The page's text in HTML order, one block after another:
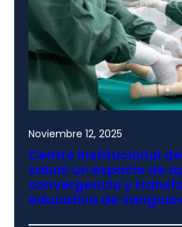
Noviembre 12, 2025
Centro institucional
salud: un espacio de
convergencia y
educativa de